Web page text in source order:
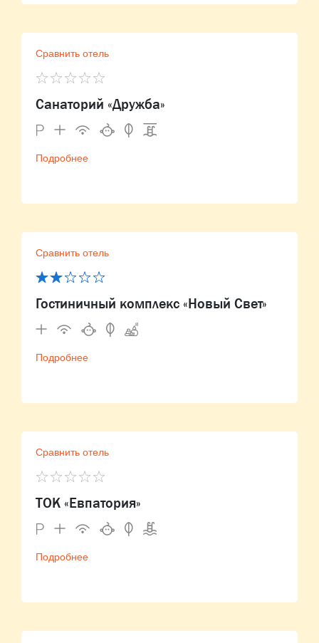
Сравнить отель
Санаторий «Дружба»
Подробнее
Сравнить отель
Гостиничный комплекс «Новый Свет»
Подробнее
Сравнить отель
ТОК «Евпатория»
Подробнее